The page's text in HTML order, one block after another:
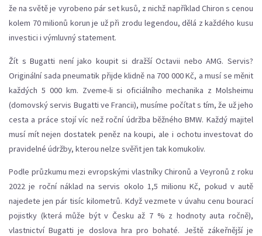
že na světě je vyrobeno pár set kusů, z nichž například Chiron s cenou
kolem 70 milionů korun je už při zrodu legendou, dělá z každého kusu
investici i výmluvný statement.
Žít s Bugatti není jako koupit si dražší Octavii nebo AMG. Servis?
Originální sada pneumatik přijde klidně na 700 000 Kč, a musí se měnit
každých 5 000 km. Zveme-li si oficiálního mechanika z Molsheimu
(domovský servis Bugatti ve Francii), musíme počítat s tím, že už jeho
cesta a práce stojí víc než roční údržba běžného BMW. Každý majitel
musí mít nejen dostatek peněz na koupi, ale i ochotu investovat do
pravidelné údržby, kterou nelze svěřit jen tak komukoliv.
Podle průzkumu mezi evropskými vlastníky Chironů a Veyronů z roku
2022 je roční náklad na servis okolo 1,5 milionu Kč, pokud v autě
najedete jen pár tisíc kilometrů. Když vezmete v úvahu cenu bourací
pojistky (která může být v Česku až 7 % z hodnoty auta ročně),
vlastnictví Bugatti je doslova hra pro bohaté. Ještě zákeřnější je